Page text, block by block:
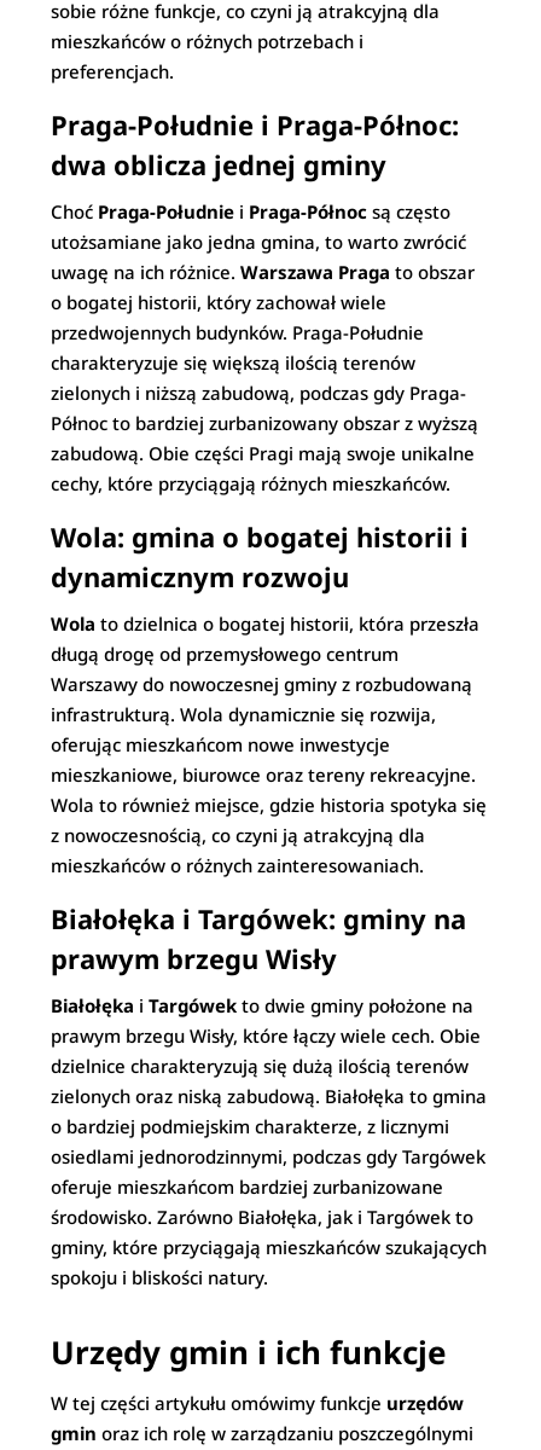
sobie różne funkcje, co czyni ją atrakcyjną dla
mieszkańców o różnych potrzebach i
preferencjach.
Praga-Południe i Praga-Północ:
dwa oblicza jednej gminy
Choć Praga-Południe i Praga-Północ są często
utożsamiane jako jedna gmina, to warto zwrócić
uwagę na ich różnice.Warszawa Praga to obszar
o bogatej historii, który zachował wiele
przedwojennych budynków. Praga-Południe
charakteryzuje się większą ilością terenów
zielonych i niższą zabudową, podczas gdy Praga-
Północ to bardziej zurbanizowany obszar z wyższą
zabudową. Obie części Pragi mają swoje unikalne
cechy, które przyciągają różnych mieszkańców.
Wola: gmina o bogatej historii i
dynamicznym rozwoju
Wola to dzielnica o bogatej historii, która przeszła
długą drogę od przemysłowego centrum
Warszawy do nowoczesnej gminy z rozbudowaną
infrastrukturą. Wola dynamicznie się rozwija,
oferując mieszkańcom nowe inwestycje
mieszkaniowe, biurowce oraz tereny rekreacyjne.
Wola to również miejsce, gdzie historia spotyka się
z nowoczesnością, co czyni ją atrakcyjną dla
mieszkańców o różnych zainteresowaniach.
Białołęka i Targówek: gminy na
prawym brzegu Wisły
Białołęka iTargówek to dwie gminy położone na
prawym brzegu Wisły, które łączy wiele cech. Obie
dzielnice charakteryzują się dużą ilością terenów
zielonych oraz niską zabudową. Białołęka to gmina
o bardziej podmiejskim charakterze, z licznymi
osiedlami jednorodzinnymi, podczas gdy Targówek
oferuje mieszkańcom bardziej zurbanizowane
środowisko. Zarówno Białołęka, jak i Targówek to
gminy, które przyciągają mieszkańców szukających
spokoju i bliskości natury.
Urzędy gmin i ich funkcje
W tej części artykułu omówimy funkcje urzędów
gmin oraz ich rolę w zarządzaniu poszczególnymi